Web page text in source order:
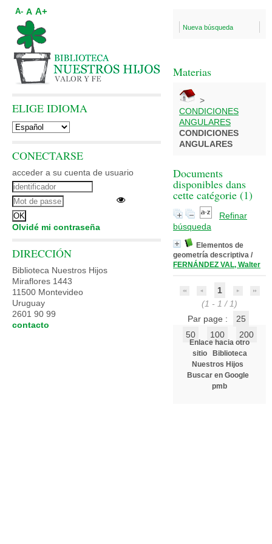
Nueva búsqueda
Materias
>
CONDICIONES
ANGULARES
CONDICIONES
ANGULARES
Documents
disponibles dans
cette catégorie (1)
Refinar
búsqueda
Elementos de
geometría descriptiva /
FERNÁNDEZ VAL, Walter
1
(1 - 1 / 1)
Par page :
25
50
100 200
Enlace hacia otro
sitio
Biblioteca
Nuestros Hijos
Buscar en Google
pmb
A- A A+
ELIGE IDIOMA
CONECTARSE
acceder a su cuenta de usuario
Olvidé mi contraseña
DIRECCIÓN
Biblioteca Nuestros Hijos
Miraflores 1443
11500 Montevideo
Uruguay
2601 90 99
contacto